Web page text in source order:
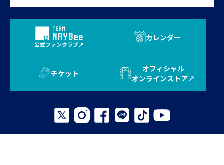
公式ファンクラブ
カレンダー
チケット
オフィシャル
オンラインストア